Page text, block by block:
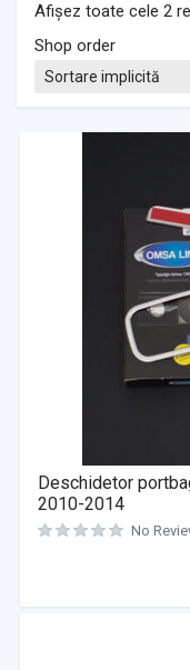
Afișez toate cele 2
Shop order
Deschidetor
2010-2014
No